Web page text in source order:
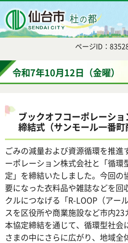
ページID：
令和7年10月12日（金曜）
ブックオフコーポレーシ
締結式（サンモール一番町
ごみの減量および資源循環を推進
ーポレーション株式会社と「循環
定」を締結いたしました。今回の
要になった衣料品や雑誌などを回
クルにつなげる「R-LOOP（アー
スを区役所や商業施設など市内23
本協定締結を通じて、循環型社会
さまの中にさらに広がり、地域全